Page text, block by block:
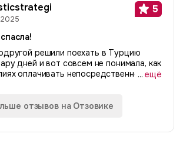
2025
5
решили поехать в Турцию
дней и вот совсем не понимала, как
оплачивать непосредственно там.
...ещё
отзывов на Отзовике